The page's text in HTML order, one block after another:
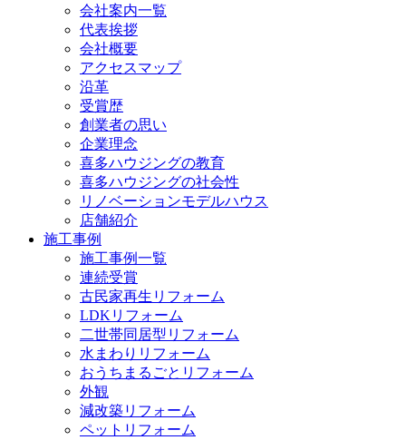
会社案内一覧
代表挨拶
会社概要
アクセスマップ
沿革
受賞歴
創業者の思い
企業理念
喜多ハウジングの教育
喜多ハウジングの社会性
リノベーションモデルハウス
店舗紹介
施工事例
施工事例一覧
連続受賞
古民家再生リフォーム
LDKリフォーム
二世帯同居型リフォーム
水まわりリフォーム
おうちまるごとリフォーム
外観
減改築リフォーム
ペットリフォーム